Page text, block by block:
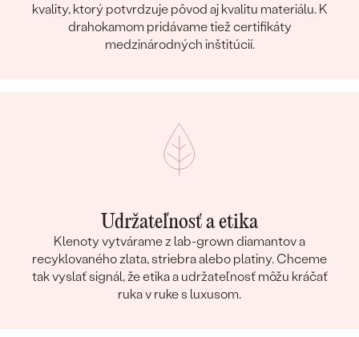
kvality, ktorý potvrdzuje pôvod aj kvalitu materiálu. K
drahokamom pridávame tiež certifikáty
medzinárodných inštitúcií.
Udržateľnosť a etika
Klenoty vytvárame z lab-grown diamantov a
recyklovaného zlata, striebra alebo platiny. Chceme
tak vyslať signál, že etika a udržateľnosť môžu kráčať
ruka v ruke s luxusom.